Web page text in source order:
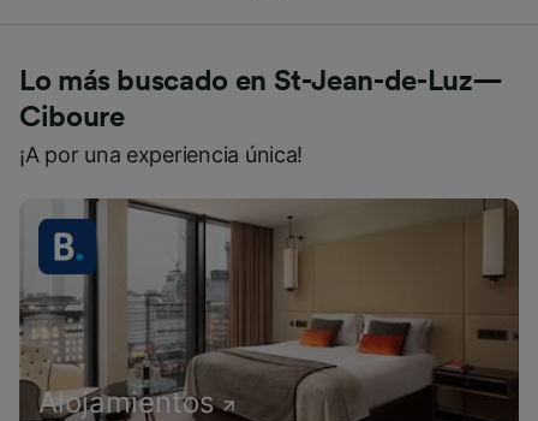
Lo más buscado en St-Jean-de-Luz—
Ciboure
¡A por una experiencia única!
Alojamientos